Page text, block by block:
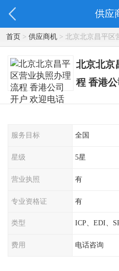
供应
首页> 供应商机> 北京北京昌平区
欢迎电话咨询
北京北京
程 香港
服务目标 全国
星级 5星
营业执照 有
专业资格证 有
类型 ICP、EDI、
费用 电话咨询